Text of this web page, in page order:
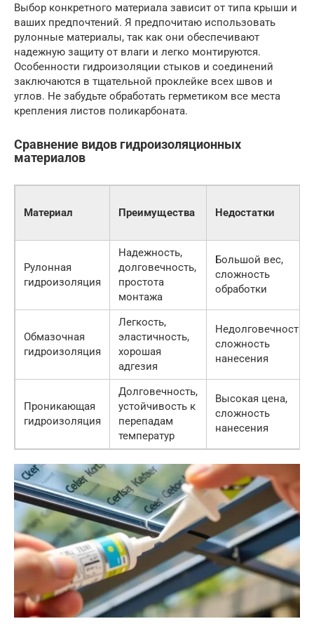
Выбор конкретного материала зависит от типа крыши и
ваших предпочтений. Я предпочитаю использовать
рулонные материалы, так как они обеспечивают
надежную защиту от влаги и легко монтируются.
Особенности гидроизоляции стыков и соединений
заключаются в тщательной проклейке всех швов и
углов. Не забудьте обработать герметиком все места
крепления листов поликарбоната.
Сравнение видов гидроизоляционных
материалов
Материал Преимущества Недостатки
Рулонная
гидроизоляция
Надежность,
долговечность,
простота
монтажа
Большой вес,
сложность
обработки
Обмазочная
гидроизоляция
Легкость,
эластичность,
хорошая
адгезия
Недолговечность,
сложность
нанесения
Проникающая
гидроизоляция
Долговечность,
устойчивость к
перепадам
температур
Высокая цена,
сложность
нанесения